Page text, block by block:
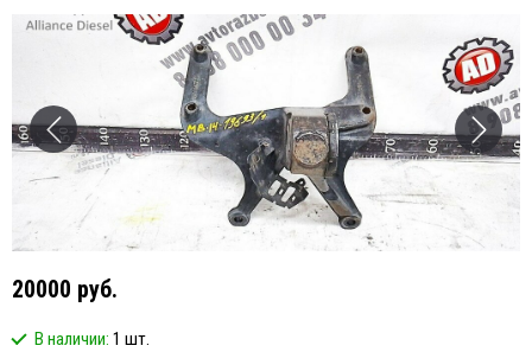
20000 руб.
В наличии: 1 шт.